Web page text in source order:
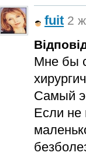
fuit 2
Мне бы
Самый
Если не